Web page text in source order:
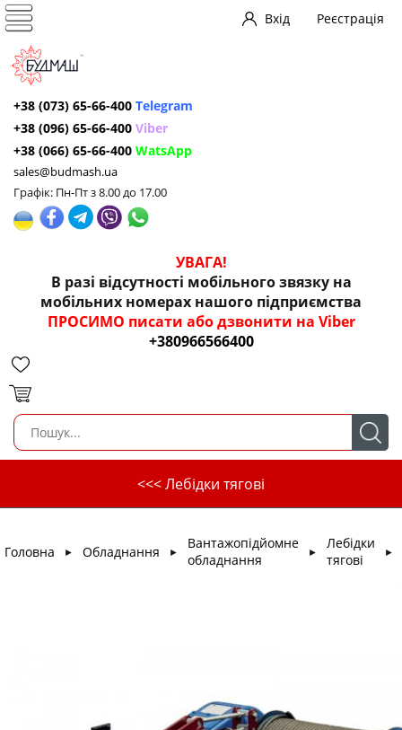
Вхід Реєстрація
+38 (073) 65-66-400 Telegram
+38 (096) 65-66-400 Viber
+38 (066) 65-66-400 WatsApp
sales@budmash.ua
Графік: Пн-Пт з 8.00 до 17.00
УВАГА!
В разі відсутності мобільного звязку на
мобільних номерах нашого підприємства
ПРОСИМО писати або дзвонити на Viber
+380966566400
<<< Лебідки тягові
Головна ► Обладнання ►
Вантажопідйомне
обладнання
►
Лебідки
тягові
►